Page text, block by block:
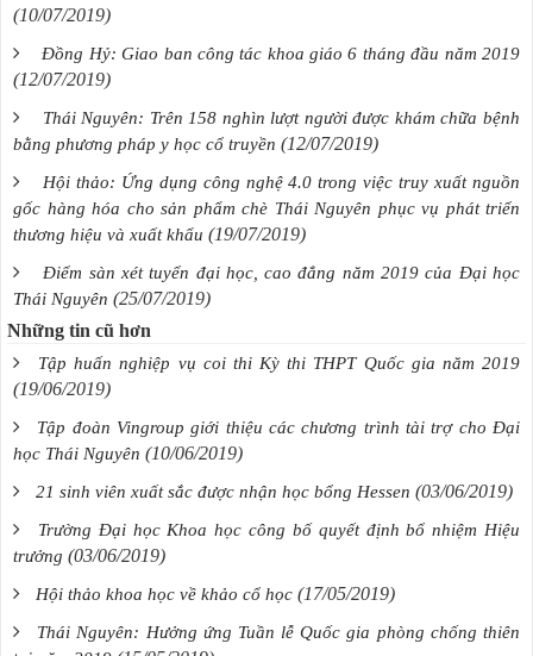
(10/07/2019)
Đồng Hỷ: Giao ban công tác khoa giáo 6 tháng đầu năm 2019
(12/07/2019)
Thái Nguyên: Trên 158 nghìn lượt người được khám chữa bệnh
bằng phương pháp y học cổ truyền (12/07/2019)
Hội thảo: Ứng dụng công nghệ 4.0 trong việc truy xuất nguồn
gốc hàng hóa cho sản phẩm chè Thái Nguyên phục vụ phát triển
thương hiệu và xuất khẩu (19/07/2019)
Điểm sàn xét tuyển đại học, cao đẳng năm 2019 của Đại học
Thái Nguyên (25/07/2019)
Những tin cũ hơn
Tập huấn nghiệp vụ coi thi Kỳ thi THPT Quốc gia năm 2019
(19/06/2019)
Tập đoàn Vingroup giới thiệu các chương trình tài trợ cho Đại
học Thái Nguyên (10/06/2019)
21 sinh viên xuất sắc được nhận học bổng Hessen (03/06/2019)
Trường Đại học Khoa học công bố quyết định bổ nhiệm Hiệu
trưởng (03/06/2019)
Hội thảo khoa học về khảo cổ học (17/05/2019)
Thái Nguyên: Hưởng ứng Tuần lễ Quốc gia phòng chống thiên